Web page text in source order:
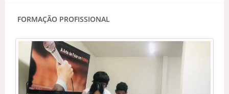
FORMAÇÃO PROFISSIONAL